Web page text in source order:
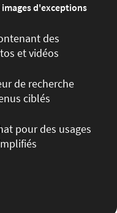
d'exceptions
des
et vidéos
de recherche
ciblés
pour des usages